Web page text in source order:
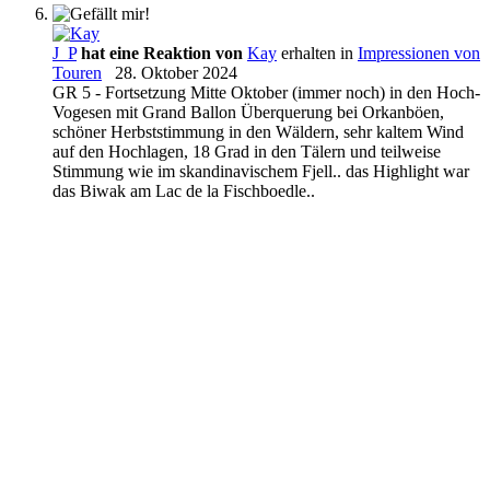
J_P hat eine Reaktion von Kay erhalten in Impressionen von
Touren
28. Oktober 2024
GR 5 - Fortsetzung Mitte Oktober (immer noch) in den Hoch-
Vogesen mit Grand Ballon Überquerung bei Orkanböen,
schöner Herbststimmung in den Wäldern, sehr kaltem Wind
auf den Hochlagen, 18 Grad in den Tälern und teilweise
Stimmung wie im skandinavischem Fjell.. das Highlight war
das Biwak am Lac de la Fischboedle..